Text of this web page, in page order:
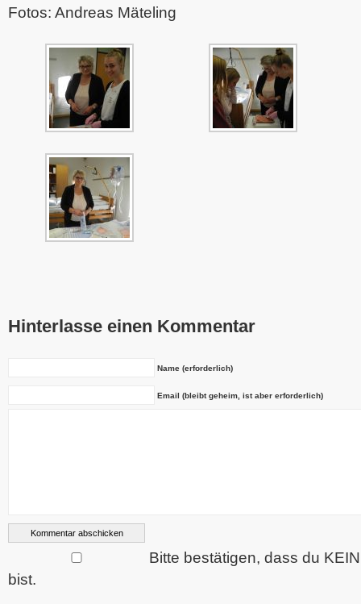
Fotos: Andreas Mäteling
Hinterlasse einen Kommentar
Name (erforderlich)
Email (bleibt geheim, ist aber erforderlich)
Bitte bestätigen, dass du
bist.